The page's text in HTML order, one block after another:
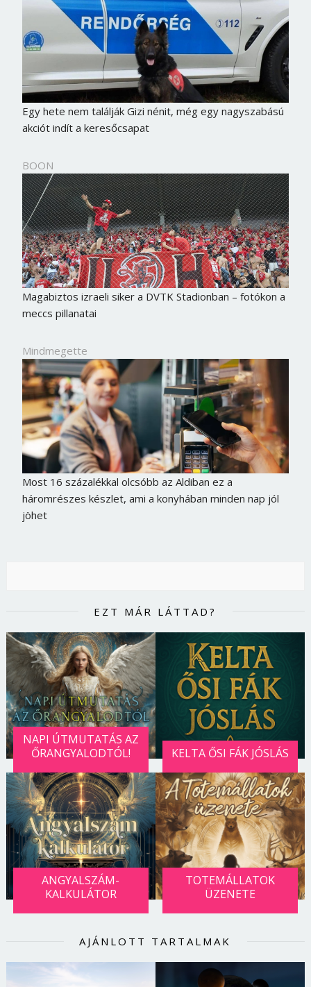
Egy hete nem találják Gizi nénit, még egy nagyszabású
akciót indít a keresőcsapat
BOON
Magabiztos izraeli siker a DVTK Stadionban – fotókon a
meccs pillanatai
Mindmegette
Most 16 százalékkal olcsóbb az Aldiban ez a
háromrészes készlet, ami a konyhában minden nap jól
jöhet
EZT MÁR LÁTTAD?
NAPI ÚTMUTATÁS AZ
ŐRANGYALODTÓL!
KELTA ŐSI FÁK JÓSLÁS
ANGYALSZÁM-
KALKULÁTOR
TOTEMÁLLATOK
ÜZENETE
AJÁNLOTT TARTALMAK
Borsonline bejelentkezés
E-mail cím vagy felhasználónév